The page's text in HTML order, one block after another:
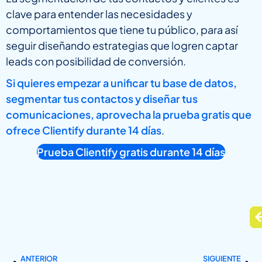
clave para entender las necesidades y
comportamientos que tiene tu público, para así
seguir diseñando estrategias que logren captar
leads con posibilidad de conversión.
Si quieres empezar a unificar tu base de datos,
segmentar tus contactos y diseñar tus
comunicaciones, aprovecha la prueba gratis que
ofrece Clientify durante 14 días.
Prueba Clientify gratis durante 14 días
ANTERIOR SIGUIENTE